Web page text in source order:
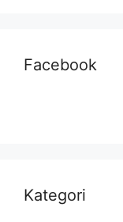
Facebook
Kategori